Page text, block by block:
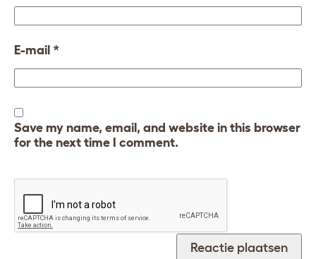
E-mail *
Save my name, email, and website in this browser
for the next time I comment.